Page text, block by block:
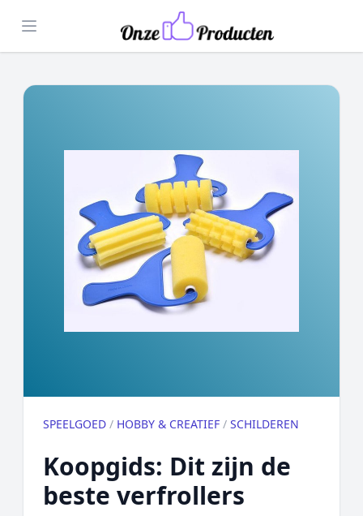
Open menu
SPEELGOED / HOBBY & CREATIEF / SCHILDEREN
Koopgids: Dit zijn de
beste verfrollers